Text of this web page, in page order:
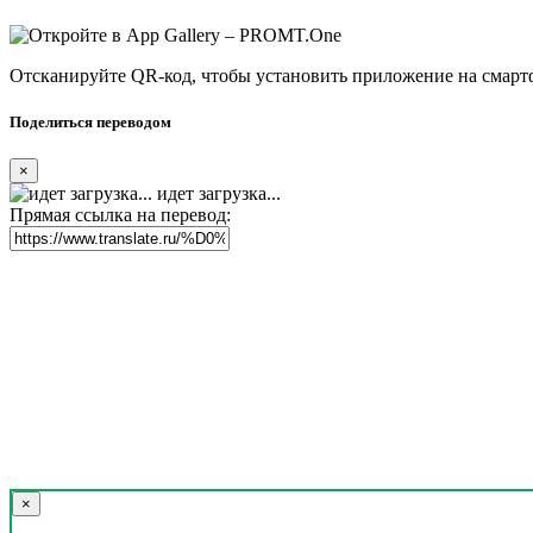
Отсканируйте QR-код, чтобы установить приложение на
Поделиться переводом
×
идет загрузка...
Прямая ссылка на перевод:
×